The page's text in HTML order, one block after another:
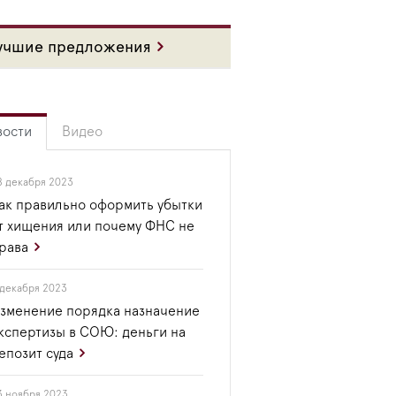
предложения
Видео
декабря 2023
правильно оформить убытки
хищения или почему ФНС не
2023
порядка назначение
в СОЮ: деньги на
суда